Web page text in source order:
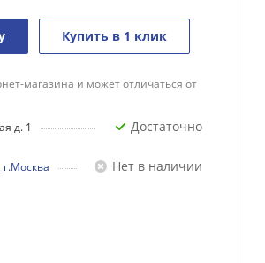
Купить в 1 клик
магазина и может отличаться от
д. 1
Достаточно
Нет в наличии